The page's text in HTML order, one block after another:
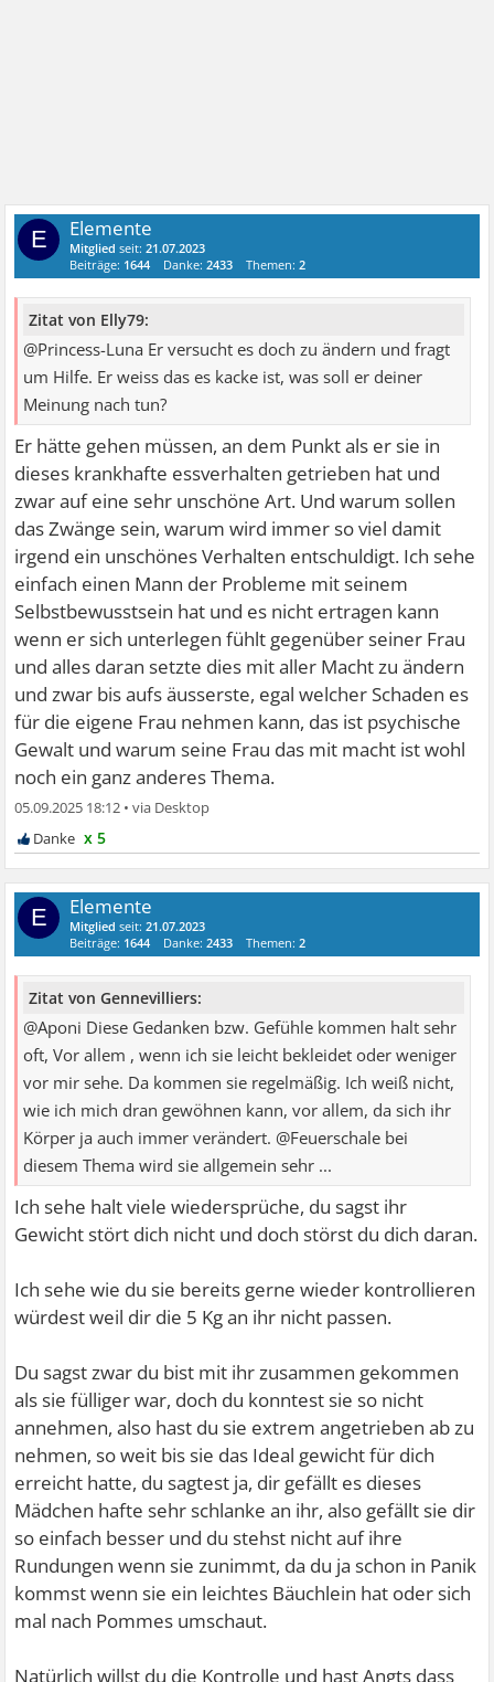
E Elemente
Mitglied seit:21.07.2023
Beiträge: 1644 Danke:2433 Themen:2
Zitat von Elly79:
@Princess-Luna Er versucht es doch zu ändern und fragt
um Hilfe. Er weiss das es kacke ist, was soll er deiner
Meinung nach tun?
Er hätte gehen müssen, an dem Punkt als er sie in
dieses krankhafte essverhalten getrieben hat und
zwar auf eine sehr unschöne Art. Und warum sollen
das Zwänge sein, warum wird immer so viel damit
irgend ein unschönes Verhalten entschuldigt. Ich sehe
einfach einen Mann der Probleme mit seinem
Selbstbewusstsein hat und es nicht ertragen kann
wenn er sich unterlegen fühlt gegenüber seiner Frau
und alles daran setzte dies mit aller Macht zu ändern
und zwar bis aufs äusserste, egal welcher Schaden es
für die eigene Frau nehmen kann, das ist psychische
Gewalt und warum seine Frau das mit macht ist wohl
noch ein ganz anderes Thema.
05.09.2025 18:12 •
x 5
E Elemente
Mitglied seit:21.07.2023
Beiträge: 1644 Danke:2433 Themen:2
Zitat von Gennevilliers:
@Aponi Diese Gedanken bzw. Gefühle kommen halt sehr
oft, Vor allem , wenn ich sie leicht bekleidet oder weniger
vor mir sehe. Da kommen sie regelmäßig. Ich weiß nicht,
wie ich mich dran gewöhnen kann, vor allem, da sich ihr
Körper ja auch immer verändert. @Feuerschale bei
diesem Thema wird sie allgemein sehr ...
Ich sehe halt viele wiedersprüche, du sagst ihr
Gewicht stört dich nicht und doch störst du dich daran.
Ich sehe wie du sie bereits gerne wieder kontrollieren
würdest weil dir die 5 Kg an ihr nicht passen.
Du sagst zwar du bist mit ihr zusammen gekommen
als sie fülliger war, doch du konntest sie so nicht
annehmen, also hast du sie extrem angetrieben ab zu
nehmen, so weit bis sie das Ideal gewicht für dich
erreicht hatte, du sagtest ja, dir gefällt es dieses
Mädchen hafte sehr schlanke an ihr, also gefällt sie dir
so einfach besser und du stehst nicht auf ihre
Rundungen wenn sie zunimmt, da du ja schon in Panik
kommst wenn sie ein leichtes Bäuchlein hat oder sich
mal nach Pommes umschaut.
Natürlich willst du die Kontrolle und hast Angts dass